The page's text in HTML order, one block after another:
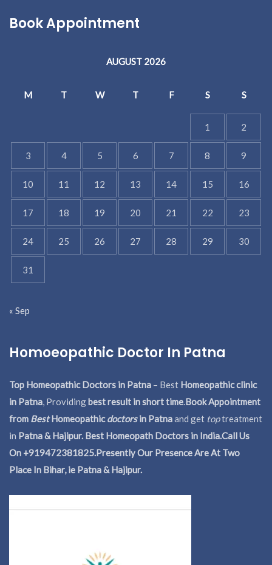
Book Appointment
AUGUST 2026
M T W T F S S
1 2
3 4 5 6 7 8 9
10 11 12 13 14 15 16
17 18 19 20 21 22 23
24 25 26 27 28 29 30
31
« Sep
Homoeopathic Doctor In Patna
Top Homeopathic Doctors in Patna – Best Homeopathic clinic
in Patna, Providingbest result in short time.Book Appointment
from BestHomeopathicdoctorsin Patnaand get toptreatment
in Patna & Hajipur. Best Homeopath Doctors in India.Call Us
On +919472381825.Presently Our Presence Are At Two
Place In Bihar, ie Patna & Hajipur.